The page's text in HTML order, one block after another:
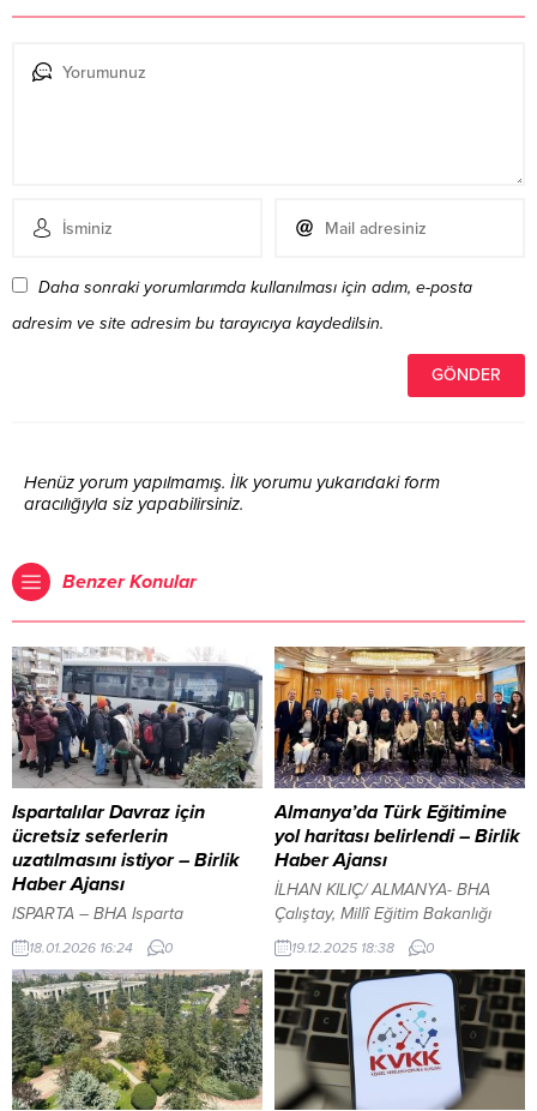
Daha sonraki yorumlarımda kullanılması için adım, e-posta
adresim ve site adresim bu tarayıcıya kaydedilsin.
Henüz yorum yapılmamış. İlk yorumu yukarıdaki form
aracılığıyla siz yapabilirsiniz.
Benzer Konular
Ispartalılar Davraz için
ücretsiz seferlerin
uzatılmasını istiyor – Birlik
Haber Ajansı
ISPARTA – BHA Isparta
Belediyesi tarafından Davraz
Kayak Merkezi’ne çıkmak isteyen
vatandaşlar için ücretsiz otobüs
seferidüzenlendi. Ancak belediye
tarafından başlatılan bu
uygulamanın yalnızca iki günle
sınırlı olduğu öğrenildi. Sömestr
tatilinin başlamasıyla birlikte
18.01.2026 16:24 0
Almanya’da Türk Eğitimine
yol haritası belirlendi – Birlik
Haber Ajansı
İLHAN KILIÇ/ ALMANYA- BHA
Çalıştay, Millî Eğitim Bakanlığı
Yükseköğretim ve Yurt Dışı Eğitim
Genel Müdürü Doç. Dr. Ünal
Eryılmaz’ın açılış konuşmasıyla
başladı. Çalıştaya; Stuttgart
Başkonsolosu Makbule Koçak
Kaçar, Karlsruhe Başkonsolosu
Mahmut Niyazi Sezgin,
Yükseköğretim ve Yurt Dışı Eğitim
19.12.2025 18:38 0